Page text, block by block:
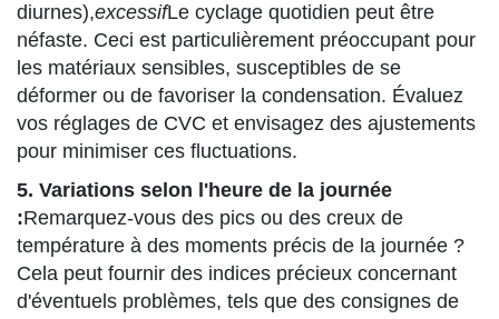
diurnes),excessifLe cyclage quotidien peut être
néfaste. Ceci est particulièrement préoccupant pour
les matériaux sensibles, susceptibles de se
déformer ou de favoriser la condensation. Évaluez
vos réglages de CVC et envisagez des ajustements
pour minimiser ces fluctuations.
5. Variations selon l'heure de la journée
:Remarquez-vous des pics ou des creux de
température à des moments précis de la journée ?
Cela peut fournir des indices précieux concernant
d'éventuels problèmes, tels que des consignes de